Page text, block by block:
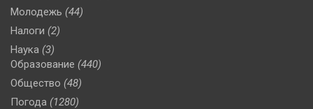
Молодежь (44)
Налоги (2)
Наука (3)
Образование (440)
Общество (48)
Погода (1280)